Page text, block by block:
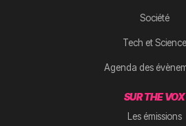
Société
Tech et Science
Agenda des
SUR THE VOX
Les émissions